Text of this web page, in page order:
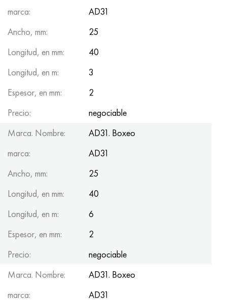
marca:
AD31
Ancho, mm:
25
Longitud, en mm:
40
Longitud, en m:
3
Espesor, en mm:
2
Precio:
negociable
Marca. Nombre:
AD31. Boxeo
marca:
AD31
Ancho, mm:
25
Longitud, en mm:
40
Longitud, en m:
6
Espesor, en mm:
2
Precio:
negociable
Marca. Nombre:
AD31. Boxeo
marca:
AD31